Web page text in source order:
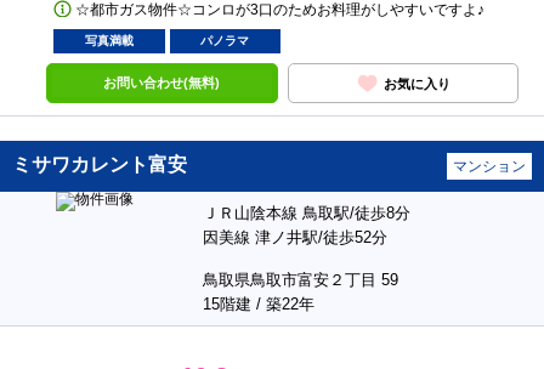
☆都市ガス物件☆コンロが3口のためお料理がしやすいですよ♪
写真満載 パノラマ
お問い合わせ(無料) お気に入り
ミサワカレント富安 マンション
ＪＲ山陰本線 鳥取駅/徒歩8分
因美線 津ノ井駅/徒歩52分
鳥取県鳥取市富安２丁目 59
15階建 / 築22年